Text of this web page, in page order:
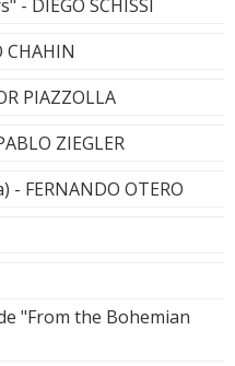
- DIEGO SCHISSI
CHAHIN
PIAZZOLLA
ZIEGLER
FERNANDO OTERO
"From the Bohemian